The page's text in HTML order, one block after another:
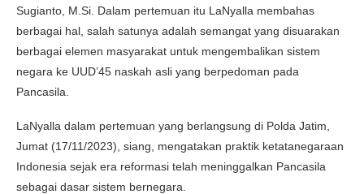
Sugianto, M.Si. Dalam pertemuan itu LaNyalla membahas
berbagai hal, salah satunya adalah semangat yang disuarakan
berbagai elemen masyarakat untuk mengembalikan sistem
negara ke UUD’45 naskah asli yang berpedoman pada
Pancasila.
LaNyalla dalam pertemuan yang berlangsung di Polda Jatim,
Jumat (17/11/2023), siang, mengatakan praktik ketatanegaraan
Indonesia sejak era reformasi telah meninggalkan Pancasila
sebagai dasar sistem bernegara.